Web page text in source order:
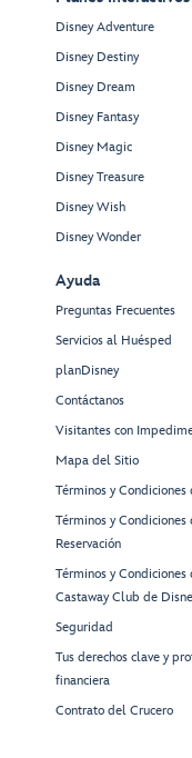
Disney Adventure
Disney Destiny
Disney Dream
Disney Fantasy
Disney Magic
Disney Treasure
Disney Wish
Disney Wonder
Ayuda
Preguntas Frecuentes
Servicios al Huésped
planDisney
Contáctanos
Visitantes con
Mapa del Sitio
Términos y
Términos y Condiciones
Reservación
Términos y
Castaway Club de
Seguridad
Tus derechos clave y
financiera
Contrato del Crucero